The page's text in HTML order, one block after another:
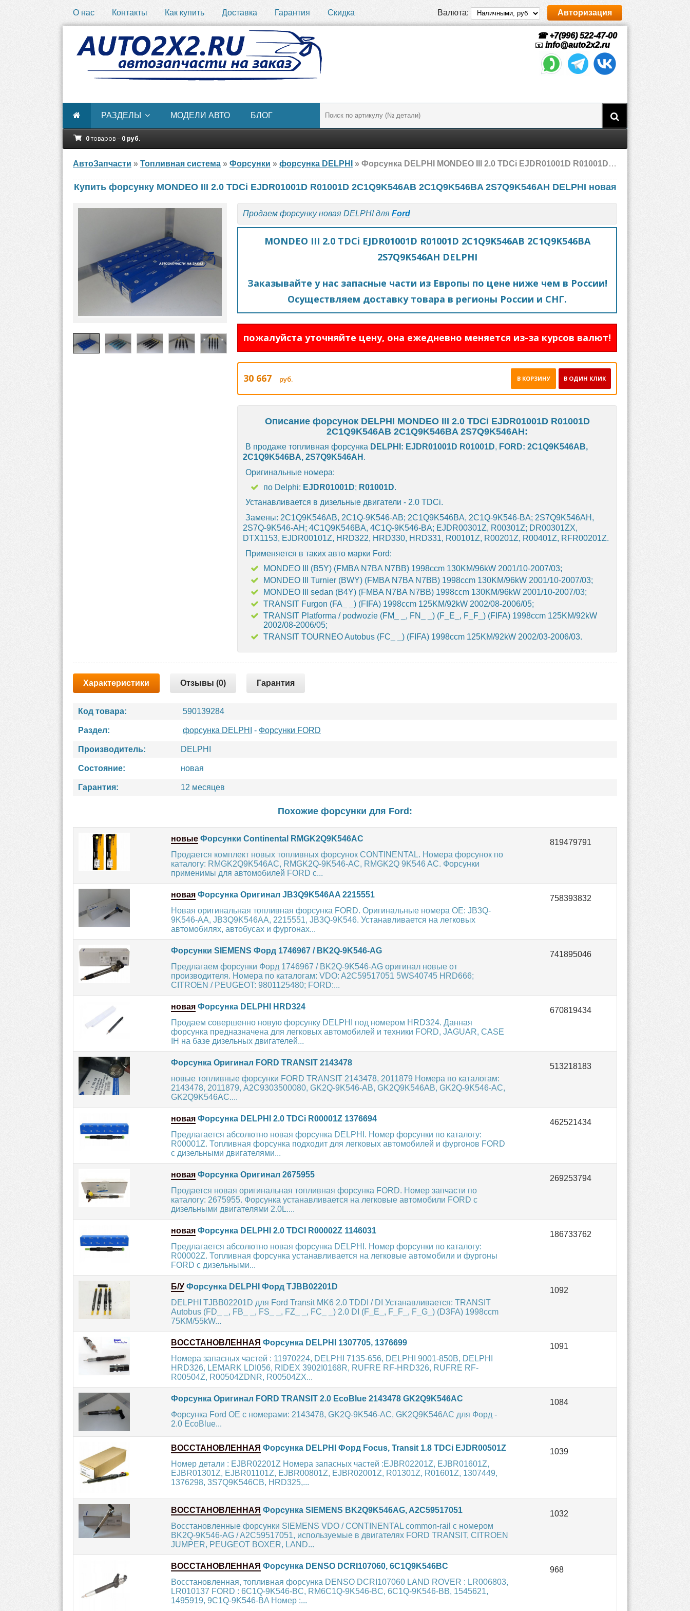
О нас Контакты Как купить Доставка Гарантия Скидка Валюта: Авторизация
☎ +7(996) 522-47-00
📧 info@auto2x2.ru
РАЗДЕЛЫ МОДЕЛИ АВТО БЛОГ
0товаров – 0 руб.
АвтоЗапчасти » Топливная система » Форсунки » форсунка DELPHI » Форсунка DELPHI MONDEO III 2.0 TDCi EJDR01001D R01001D 2C1Q9K546AB 2C1Q9K546BA 2S7Q9K546AH Ford, новая
Купить форсунку MONDEO III 2.0 TDCi EJDR01001D R01001D 2C1Q9K546AB 2C1Q9K546BA 2S7Q9K546AH DELPHI новая
Продаем форсунку новая DELPHI для Ford
MONDEO III 2.0 TDCi EJDR01001D R01001D 2C1Q9K546AB 2C1Q9K546BA
2S7Q9K546AH DELPHI
Заказывайте у нас запасные части из Европы по цене ниже чем в России!
Осуществляем доставку товара в регионы России и СНГ.
пожалуйста уточняйте цену, она ежедневно меняется из-за курсов валют!
30 667 руб. В ОДИН КЛИК
В КОРЗИНУ
Описание форсунок DELPHI MONDEO III 2.0 TDCi EJDR01001D R01001D
2C1Q9K546AB 2C1Q9K546BA 2S7Q9K546AH:
В продаже топливная форсунка DELPHI: EJDR01001D R01001D, FORD: 2C1Q9K546AB,
2C1Q9K546BA, 2S7Q9K546AH .
Оригинальные номера:
по Delphi: EJDR01001D; R01001D.
Устанавливается в дизельные двигатели - 2.0 TDCi.
Замены: 2C1Q9K546AB, 2C1Q-9K546-AB; 2C1Q9K546BA, 2C1Q-9K546-BA; 2S7Q9K546AH,
2S7Q-9K546-AH; 4C1Q9K546BA, 4C1Q-9K546-BA; EJDR00301Z, R00301Z; DR00301ZX,
DTX1153, EJDR00101Z, HRD322, HRD330, HRD331, R00101Z, R00201Z, R00401Z, RFR00201Z.
Применяется в таких авто марки Ford:
MONDEO III (B5Y) (FMBA N7BA N7BB) 1998ccm 130KM/96kW 2001/10-2007/03;
MONDEO III Turnier (BWY) (FMBA N7BA N7BB) 1998ccm 130KM/96kW 2001/10-2007/03;
MONDEO III sedan (B4Y) (FMBA N7BA N7BB) 1998ccm 130KM/96kW 2001/10-2007/03;
TRANSIT Furgon (FA_ _) (FIFA) 1998ccm 125KM/92kW 2002/08-2006/05;
TRANSIT Platforma / podwozie (FM_ _, FN_ _) (F_E_, F_F_) (FIFA) 1998ccm 125KM/92kW
2002/08-2006/05;
TRANSIT TOURNEO Autobus (FC_ _) (FIFA) 1998ccm 125KM/92kW 2002/03-2006/03.
Характеристики Отзывы (0) Гарантия
Код товара: 590139284
Раздел: форсунка DELPHI - Форсунки FORD
Производитель: DELPHI
Состояние: новая
Гарантия: 12 месяцев
Похожие форсунки для Ford :
новые Форсунки Continental RMGK2Q9K546AC
Продается комплект новых топливных форсунок CONTINENTAL. Номера форсунок по
каталогу: RMGK2Q9K546AC, RMGK2Q-9K546-AC, RMGK2Q 9K546 AC. Форсунки
применимы для автомобилей FORD с...
новая Форсунка Оригинал JB3Q9K546AA 2215551
Новая оригинальная топливная форсунка FORD. Оригинальные номера OE: JB3Q-
9K546-AA, JB3Q9K546AA, 2215551, JB3Q-9K546. Устанавливается на легковых
автомобилях, автобусах и фургонах...
Форсунки SIEMENS Форд 1746967 / BK2Q-9K546-AG
Предлагаем форсунки Форд 1746967 / BK2Q-9K546-AG оригинал новые от
производителя. Номера по каталогам: VDO: A2C59517051 5WS40745 HRD666;
CITROEN / PEUGEOT: 9801125480; FORD:...
новая Форсунка DELPHI HRD324
Продаем совершенно новую форсунку DELPHI под номером HRD324. Данная
форсунка предназначена для легковых автомобилей и техники FORD, JAGUAR, CASE
IH на базе дизельных двигателей...
Форсунка Оригинал FORD TRANSIT 2143478
новые топливные форсунки FORD TRANSIT 2143478, 2011879 Номера по каталогам:
2143478, 2011879, A2C9303500080, GK2Q-9K546-AB, GK2Q9K546AB, GK2Q-9K546-AC,
GK2Q9K546AC....
новая Форсунка DELPHI 2.0 TDCi R00001Z 1376694
Предлагается абсолютно новая форсунка DELPHI. Номер форсунки по каталогу:
R00001Z. Топливная форсунка подходит для легковых автомобилей и фургонов FORD
с дизельными двигателями...
новая Форсунка Оригинал 2675955
Продается новая оригинальная топливная форсунка FORD. Номер запчасти по
каталогу: 2675955. Форсунка устанавливается на легковые автомобили FORD с
дизельными двигателями 2.0L....
новая Форсунка DELPHI 2.0 TDCI R00002Z 1146031
Предлагается абсолютно новая форсунка DELPHI. Номер форсунки по каталогу:
R00002Z. Топливная форсунка устанавливается на легковые автомобили и фургоны
FORD с дизельными...
Б/У Форсунка DELPHI Форд TJBB02201D
DELPHI TJBB02201D для Ford Transit MK6 2.0 TDDI / DI Устанавливается: TRANSIT
Autobus (FD_ _, FB_ _, FS_ _, FZ_ _, FC_ _) 2.0 DI (F_E_, F_F_, F_G_) (D3FA) 1998ccm
75KM/55kW...
ВОССТАНОВЛЕННАЯ Форсунка DELPHI 1307705, 1376699
Номера запасных частей : 11970224, DELPHI 7135-656, DELPHI 9001-850B, DELPHI
HRD326, LEMARK LDI056, RIDEX 3902I0168R, RUFRE RF-HRD326, RUFRE RF-
R00504Z, R00504ZDNR, R00504ZX...
Форсунка Оригинал FORD TRANSIT 2.0 EcoBlue 2143478 GK2Q9K546AC
Форсунка Ford OE с номерами: 2143478, GK2Q-9K546-AC, GK2Q9K546AC для Форд -
2.0 EcoBlue...
ВОССТАНОВЛЕННАЯ Форсунка DELPHI Форд Focus, Transit 1.8 TDCi EJDR00501Z
Номер детали : EJBR02201Z Номера запасных частей :EJBR02201Z, EJBR01601Z,
EJBR01301Z, EJBR01101Z, EJBR00801Z, EJBR02001Z, R01301Z, R01601Z, 1307449,
1376298, 3S7Q9K546CB, HRD325,...
ВОССТАНОВЛЕННАЯ Форсунка SIEMENS BK2Q9K546AG, A2C59517051
Восстановленные форсунки SIEMENS VDO / CONTINENTAL common-rail с номером
BK2Q-9K546-AG / A2C59517051, используемые в двигателях FORD TRANSIT, CITROEN
JUMPER, PEUGEOT BOXER, LAND...
ВОССТАНОВЛЕННАЯ Форсунка DENSO DCRI107060, 6C1Q9K546BC
Восстановленная, топливная форсунка DENSO DCRI107060 LAND ROVER : LR006803,
LR010137 FORD : 6C1Q-9K546-BC, RM6C1Q-9K546-BC, 6C1Q-9K546-BB, 1545621,
1495919, 9C1Q-9K546-BA Номер :...